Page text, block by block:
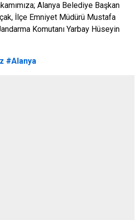
Alanya Belediye Başkan
İlçe Emniyet Müdürü Mustafa
Komutanı Yarbay Hüseyin
#Alanya